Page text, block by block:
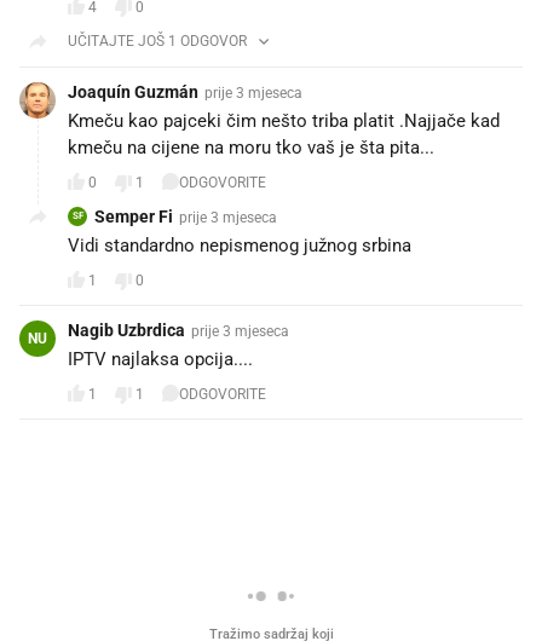
4
0
UČITAJTE JOŠ 1 ODGOVOR
Joaquín Guzmán prije 3 mjeseca
Kmeču kao pajceki čim nešto triba platit .Najjače kad
kmeču na cijene na moru tko vaš je šta pita...
0 1 ODGOVORITE
SF Semper Fi prije 3 mjeseca
Vidi standardno nepismenog južnog srbina
1 0
NU Nagib Uzbrdica prije 3 mjeseca
IPTV najlaksa opcija....
1 1 ODGOVORITE